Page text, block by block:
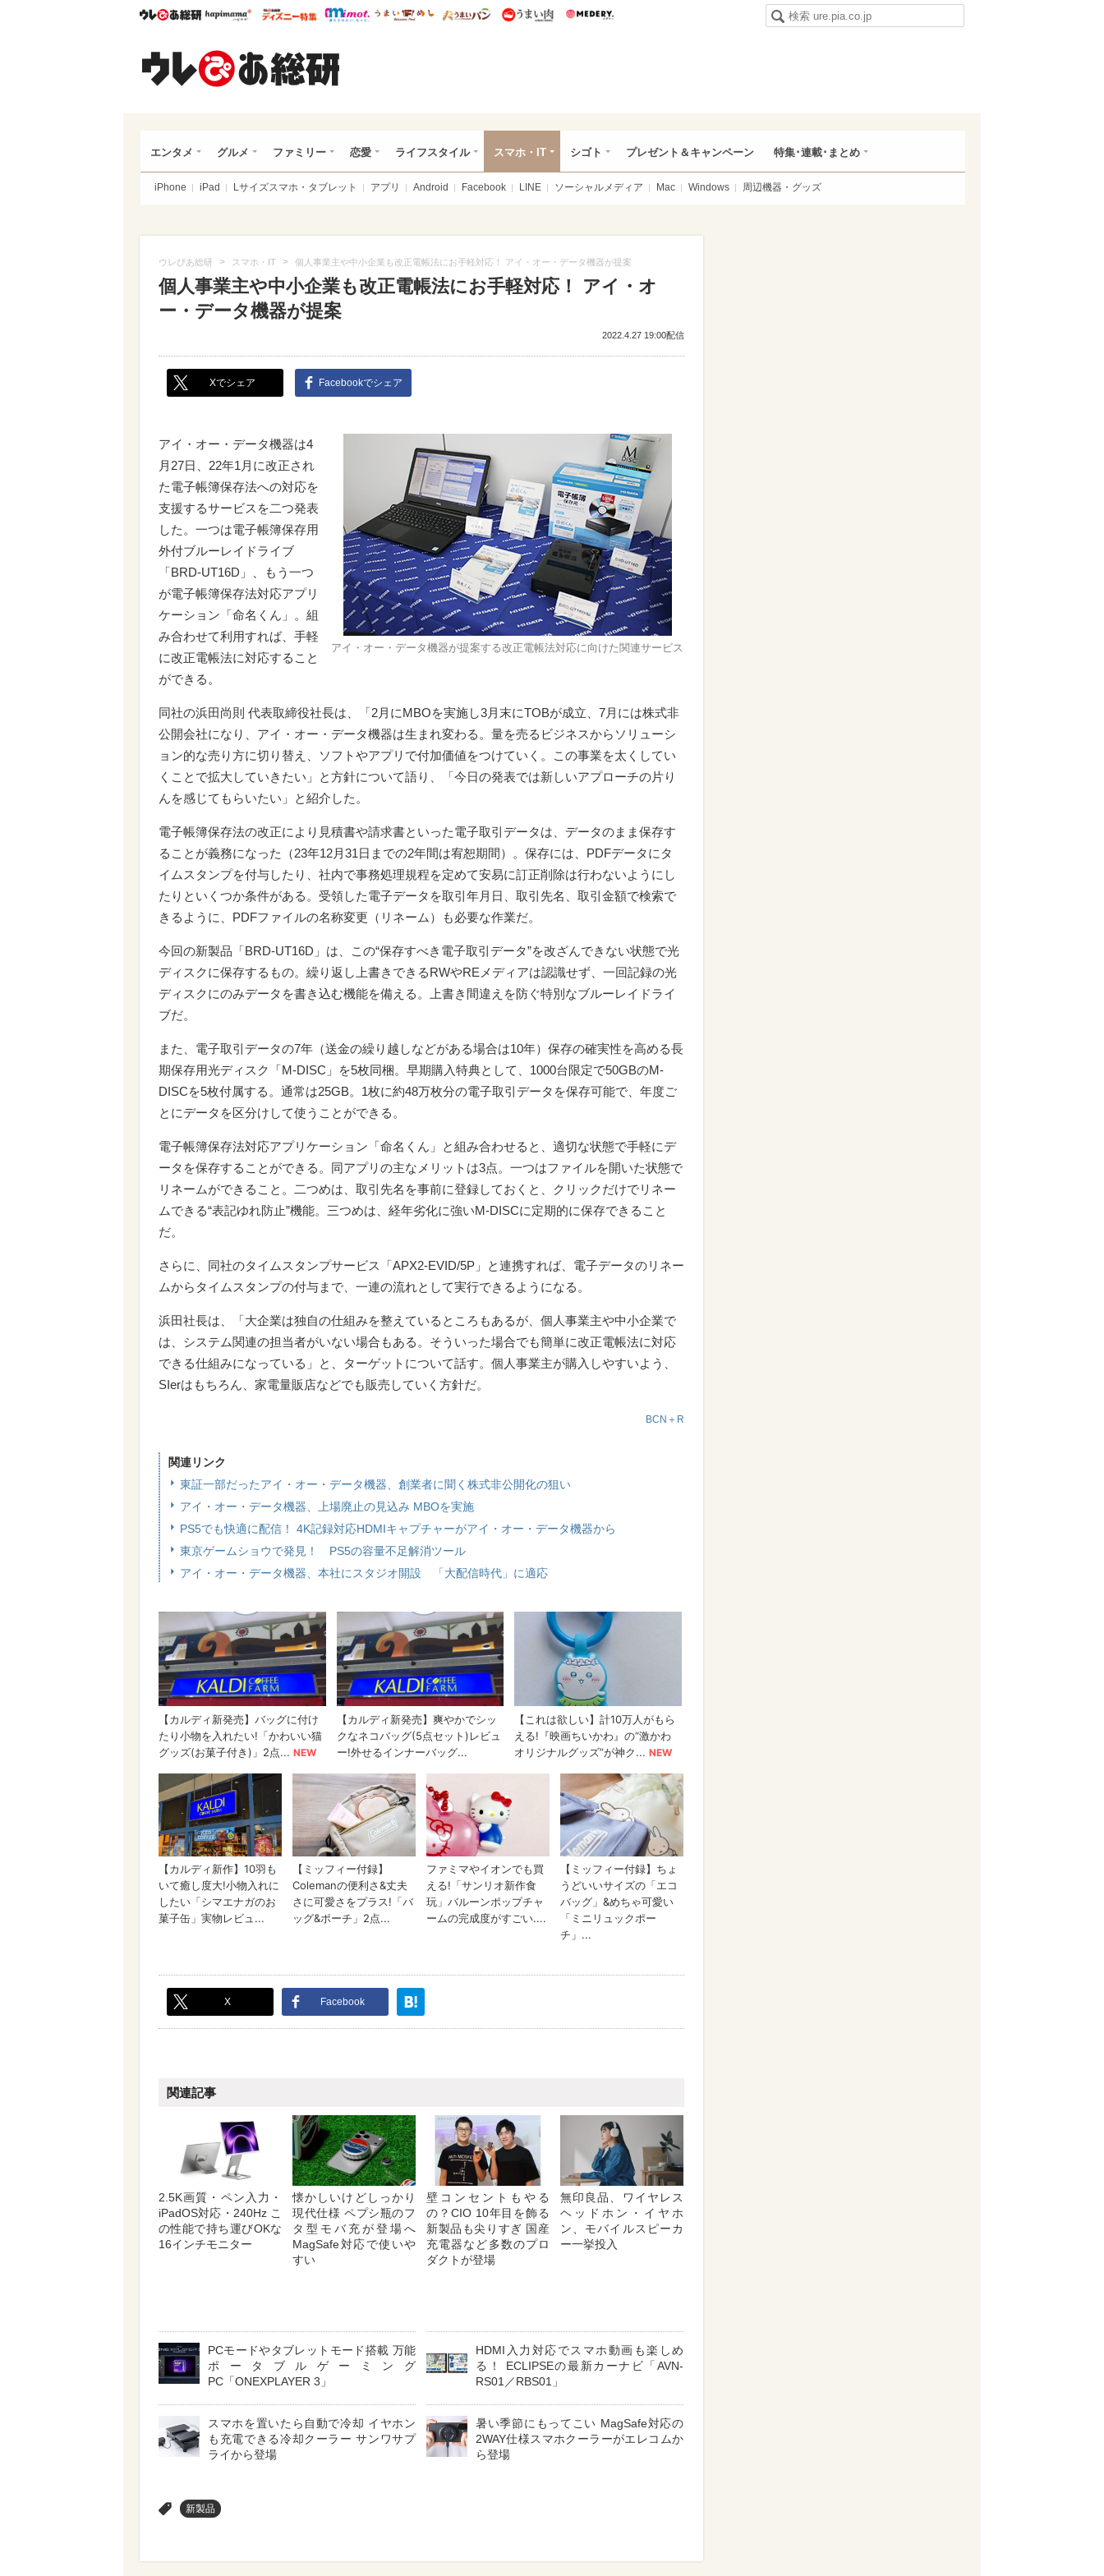
ウレぴあ総研ハピママ* ウレぴあ総研 ディズニー特集
mimot. うまいめし うまいパン うまい肉
エンタメ グルメ ファミリー 恋愛 ライフスタイル スマホ・IT シゴト プレゼント＆キャンペーン 特集･連載･まとめ
iPhone iPad Lサイズスマホ・タブレット アプリ Android Facebook LINE ソーシャルメディア Mac Windows 周辺機器・グッズ
ウレぴあ総研 > スマホ・IT > 個人事業主や中小企業も改正電帳法にお手軽対応！ アイ・オー・データ機器が提案
個人事業主や中小企業も改正電帳法にお手軽対応！ アイ・オ
ー・データ機器が提案
2022.4.27 19:00配信
Xでシェア Facebookでシェア
アイ・オー・データ機器が提案する改正電帳法対応に向けた関連サービス
アイ・オー・データ機器は4
月27日、22年1月に改正され
た電子帳簿保存法への対応を
支援するサービスを二つ発表
した。一つは電子帳簿保存用
外付ブルーレイドライブ
「BRD-UT16D」、もう一つ
が電子帳簿保存法対応アプリ
ケーション「命名くん」。組
み合わせて利用すれば、手軽
に改正電帳法に対応すること
ができる。
同社の浜田尚則 代表取締役社長は、「2月にMBOを実施し3月末にTOBが成立、7月には株式非
公開会社になり、アイ・オー・データ機器は生まれ変わる。量を売るビジネスからソリューシ
ョン的な売り方に切り替え、ソフトやアプリで付加価値をつけていく。この事業を太くしてい
くことで拡大していきたい」と方針について語り、「今日の発表では新しいアプローチの片り
んを感じてもらいたい」と紹介した。
電子帳簿保存法の改正により見積書や請求書といった電子取引データは、データのまま保存す
ることが義務になった（23年12月31日までの2年間は宥恕期間）。保存には、PDFデータにタ
イムスタンプを付与したり、社内で事務処理規程を定めて安易に訂正削除は行わないようにし
たりといくつか条件がある。受領した電子データを取引年月日、取引先名、取引金額で検索で
きるように、PDFファイルの名称変更（リネーム）も必要な作業だ。
今回の新製品「BRD-UT16D」は、この“保存すべき電子取引データ”を改ざんできない状態で光
ディスクに保存するもの。繰り返し上書きできるRWやREメディアは認識せず、一回記録の光
ディスクにのみデータを書き込む機能を備える。上書き間違えを防ぐ特別なブルーレイドライ
ブだ。
また、電子取引データの7年（送金の繰り越しなどがある場合は10年）保存の確実性を高める長
期保存用光ディスク「M-DISC」を5枚同梱。早期購入特典として、1000台限定で50GBのM-
DISCを5枚付属する。通常は25GB。1枚に約48万枚分の電子取引データを保存可能で、年度ご
とにデータを区分けして使うことができる。
電子帳簿保存法対応アプリケーション「命名くん」と組み合わせると、適切な状態で手軽にデ
ータを保存することができる。同アプリの主なメリットは3点。一つはファイルを開いた状態で
リネームができること。二つめは、取引先名を事前に登録しておくと、クリックだけでリネー
ムできる“表記ゆれ防止”機能。三つめは、経年劣化に強いM-DISCに定期的に保存できること
だ。
さらに、同社のタイムスタンプサービス「APX2-EVID/5P」と連携すれば、電子データのリネー
ムからタイムスタンプの付与まで、一連の流れとして実行できるようになる。
浜田社長は、「大企業は独自の仕組みを整えているところもあるが、個人事業主や中小企業で
は、システム関連の担当者がいない場合もある。そういった場合でも簡単に改正電帳法に対応
できる仕組みになっている」と、ターゲットについて話す。個人事業主が購入しやすいよう、
SIerはもちろん、家電量販店などでも販売していく方針だ。
BCN＋R
関連リンク
東証一部だったアイ・オー・データ機器、創業者に聞く株式非公開化の狙い
アイ・オー・データ機器、上場廃止の見込み MBOを実施
PS5でも快適に配信！ 4K記録対応HDMIキャプチャーがアイ・オー・データ機器から
東京ゲームショウで発見！ PS5の容量不足解消ツール
アイ・オー・データ機器、本社にスタジオ開設 「大配信時代」に適応
X Facebook
関連記事
2.5K画質・ペン入力・
iPadOS対応・240Hz こ
の性能で持ち運びOKな
16インチモニター
懐かしいけどしっかり
現代仕様 ペプシ瓶のフ
タ型モバ充が登場へ
MagSafe対応で使いや
すい
壁コンセントもやる
の？CIO 10年目を飾る
新製品も尖りすぎ 国産
充電器など多数のプロ
ダクトが登場
無印良品、ワイヤレス
ヘッドホン・イヤホ
ン、モバイルスピーカ
ー一挙投入
PCモードやタブレットモード搭載 万能
ポータブルゲーミング
PC「ONEXPLAYER 3」
HDMI入力対応でスマホ動画も楽しめ
る！ ECLIPSEの最新カーナビ「AVN-
RS01／RBS01」
スマホを置いたら自動で冷却 イヤホン
も充電できる冷却クーラー サンワサプ
ライから登場
暑い季節にもってこい MagSafe対応の
2WAY仕様スマホクーラーがエレコムか
ら登場
新製品